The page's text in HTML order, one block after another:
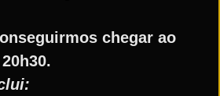
chegar ao